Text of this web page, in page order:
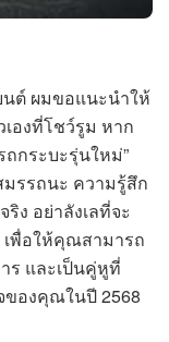
ต์ ผมขอแนะนำให้
องที่โชว์รูม หาก
ถกระบะรุ่นใหม่”
รรถนะ ความรู้สึก
ง อย่าลังเลที่จะ
พื่อให้คุณสามารถ
ร และเป็นคู่หูที่
องคุณในปี 2568